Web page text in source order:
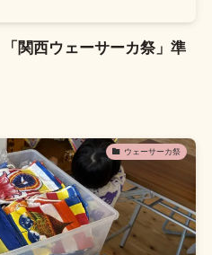
関西ウェーサーカ祭」準
ウェーサーカ祭